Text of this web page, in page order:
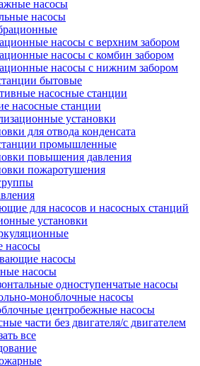
насосы
насосы
насосы с верхним забором
насосы с комбин забором
насосы с нижним забором
бытовые
насосные станции
насосные станции
установки
для отвода конденсата
промышленные
повышения давления
пожаротушения
для насосов и насосных станций
установки
насосы
насосы
насосы
одноступенчатые насосы
моноблочные насосы
центробежные насосы
части без двигателя/с двигателем
все